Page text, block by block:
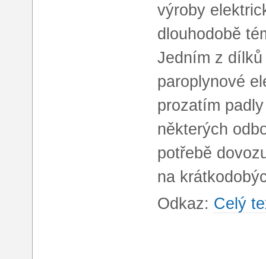
výroby
dlouhodobě
Jedním z
paroplynové
prozatím
některých
potřebě
na
Odkaz: Celý